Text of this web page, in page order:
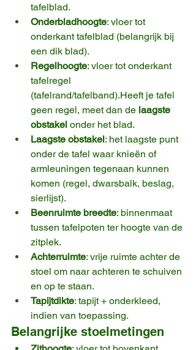
tafelblad.
Onderbladhoogte: vloer tot
onderkant tafelblad (belangrijk bij
een dik blad).
Regelhoogte: vloer tot onderkant
tafelregel
(tafelrand/tafelband).Heeft je tafel
geen regel, meet dan de laagste
obstakel onder het blad.
Laagste obstakel: het laagste punt
onder de tafel waar knieën of
armleuningen tegenaan kunnen
komen (regel, dwarsbalk, beslag,
sierlijst).
Beenruimte breedte: binnenmaat
tussen tafelpoten ter hoogte van de
zitplek.
Achterruimte: vrije ruimte achter de
stoel om naar achteren te schuiven
en op te staan.
Tapijtdikte: tapijt + onderkleed,
indien van toepassing.
Belangrijke stoelmetingen